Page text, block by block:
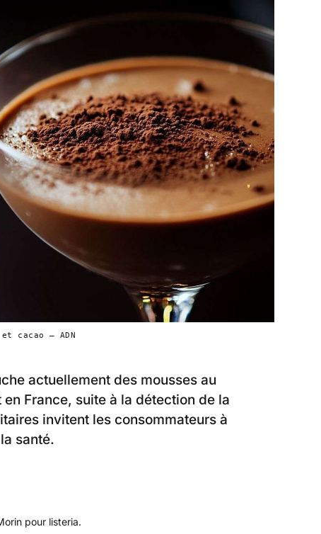
cacao — ADN
actuellement des mousses au
France, suite à la détection de la
invitent les consommateurs à
santé.
pour listeria.